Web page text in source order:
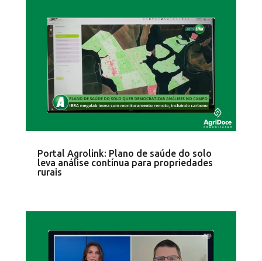
Portal Agrolink: Plano de saúde do solo
leva análise contínua para propriedades
rurais